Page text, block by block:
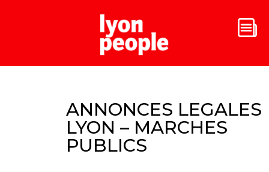
ANNONCES LEGALES
LYON – MARCHES
PUBLICS